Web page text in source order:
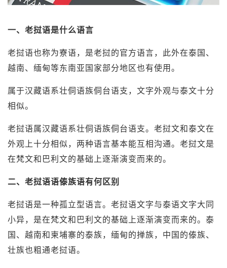
一、老挝语是什么语言
老挝语也称为寮语，是老挝的官方语言，此外在泰国、
越南、缅甸等东南亚国家部分地区也有使用。
属于汉藏语系壮侗语族侗台语支，文字外观与泰文十分
相似。
老挝语属汉藏语系壮侗语族侗台语支。老挝文和泰文在
外观上十分相似，两种语言基本能互相沟通。老挝文是
在梵文和巴利文的基础上逐渐演变而来的。
二、老挝语语傣族语有何区别
老挝语是一种孤立型语言。老挝语文字与泰语文字大同
小异，是在梵文和巴利文的基础上逐渐演变而来的。泰
国、越南和柬埔寨的泰族，缅甸的掸族，中国的傣族、
壮族也粗通老挝语。